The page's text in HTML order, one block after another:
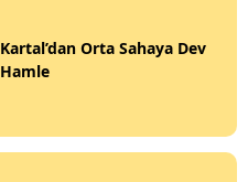
Kartal’dan Orta Sahaya Dev
Hamle